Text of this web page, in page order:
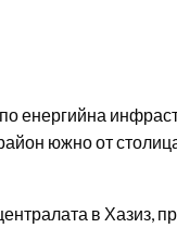
енергийна
южно от
в Хазиз,